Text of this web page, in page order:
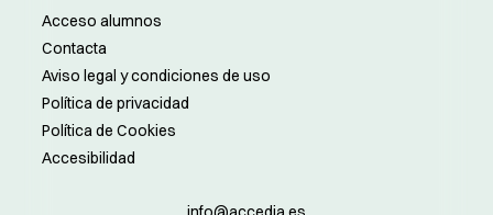
Acceso alumnos
Contacta
Aviso legal y condiciones de uso
Política de privacidad
Política de Cookies
Accesibilidad